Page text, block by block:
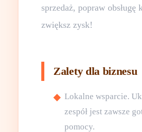
sprzedaż, popraw obsługę
zwiększ zysk!
Zalety dla biznesu
Lokalne wsparcie.
zespół jest zawsze
pomocy.